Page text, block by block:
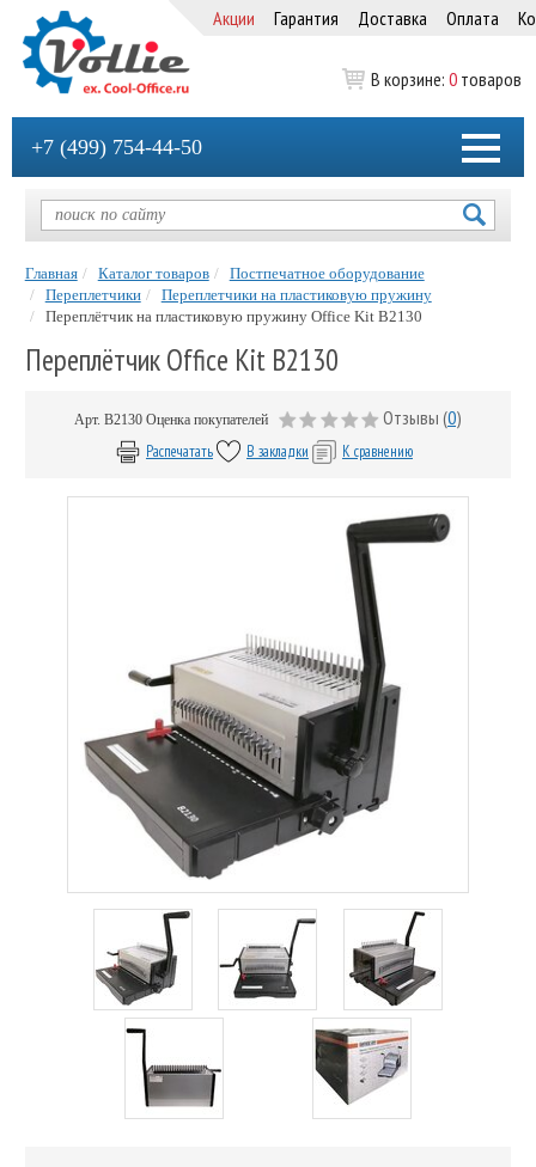
Акции Гарантия Доставка Оплата
В корзине: 0 товаров
+7 (499) 754-44-50
Главная Каталог товаров
Постпечатное оборудование
Переплетчики
Переплетчики на пластиковую пружину
Переплётчик на пластиковую пружину Office Kit B2130
Переплётчик Office Kit B2130
Арт. B2130 Оценка покупателей Отзывы (0)
Распечатать В закладки К сравнению